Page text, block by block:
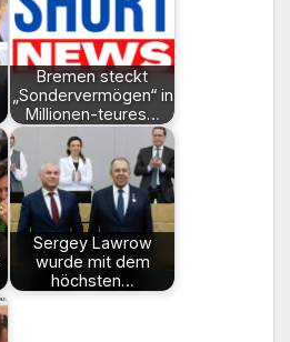
Bremen steckt
„Sondervermögen“ in
Millionen-teures…
Sergey Lawrow
wurde mit dem
höchsten…